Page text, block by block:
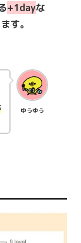
+1dayな
す。
ゆうゆう